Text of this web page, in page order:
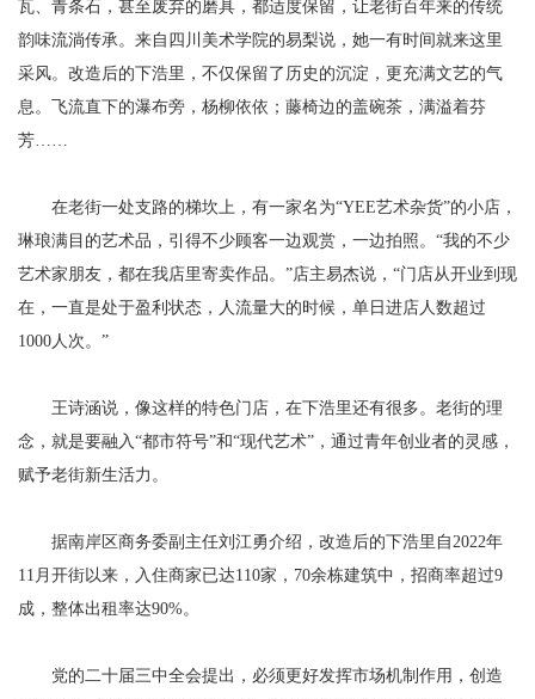
瓦、青条石，甚至废弃的磨具，都适度保留，让老街百年来的传统
韵味流淌传承。来自四川美术学院的易梨说，她一有时间就来这里
采风。改造后的下浩里，不仅保留了历史的沉淀，更充满文艺的气
息。飞流直下的瀑布旁，杨柳依依；藤椅边的盖碗茶，满溢着芬
芳……
在老街一处支路的梯坎上，有一家名为“YEE艺术杂货”的小店，
琳琅满目的艺术品，引得不少顾客一边观赏，一边拍照。“我的不少
艺术家朋友，都在我店里寄卖作品。”店主易杰说，“门店从开业到现
在，一直是处于盈利状态，人流量大的时候，单日进店人数超过
1000人次。”
王诗涵说，像这样的特色门店，在下浩里还有很多。老街的理
念，就是要融入“都市符号”和“现代艺术”，通过青年创业者的灵感，
赋予老街新生活力。
据南岸区商务委副主任刘江勇介绍，改造后的下浩里自2022年
11月开街以来，入住商家已达110家，70余栋建筑中，招商率超过9
成，整体出租率达90%。
党的二十届三中全会提出，必须更好发挥市场机制作用，创造